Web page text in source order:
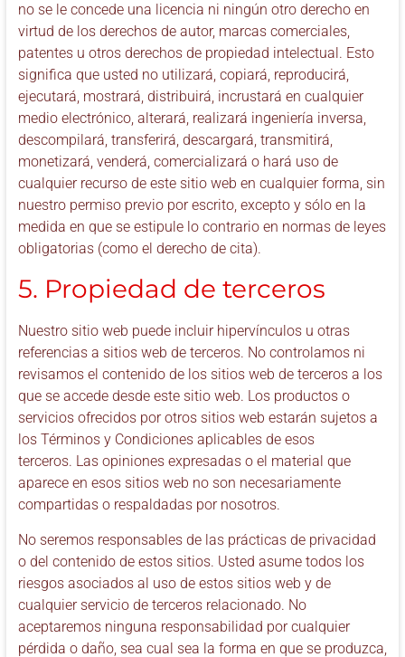
no se le concede una licencia ni ningún otro derecho en
virtud de los derechos de autor, marcas comerciales,
patentes u otros derechos de propiedad intelectual. Esto
significa que usted no utilizará, copiará, reproducirá,
ejecutará, mostrará, distribuirá, incrustará en cualquier
medio electrónico, alterará, realizará ingeniería inversa,
descompilará, transferirá, descargará, transmitirá,
monetizará, venderá, comercializará o hará uso de
cualquier recurso de este sitio web en cualquier forma, sin
nuestro permiso previo por escrito, excepto y sólo en la
medida en que se estipule lo contrario en normas de leyes
obligatorias (como el derecho de cita).
5. Propiedad de terceros
Nuestro sitio web puede incluir hipervínculos u otras
referencias a sitios web de terceros. No controlamos ni
revisamos el contenido de los sitios web de terceros a los
que se accede desde este sitio web. Los productos o
servicios ofrecidos por otros sitios web estarán sujetos a
los Términos y Condiciones aplicables de esos
terceros. Las opiniones expresadas o el material que
aparece en esos sitios web no son necesariamente
compartidas o respaldadas por nosotros.
No seremos responsables de las prácticas de privacidad
o del contenido de estos sitios. Usted asume todos los
riesgos asociados al uso de estos sitios web y de
cualquier servicio de terceros relacionado. No
aceptaremos ninguna responsabilidad por cualquier
pérdida o daño, sea cual sea la forma en que se produzca,